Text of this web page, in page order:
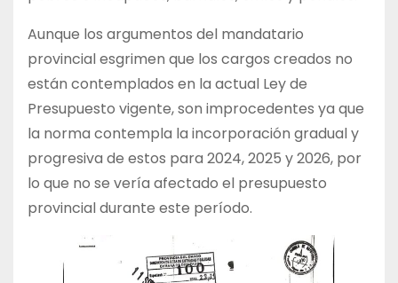
Aunque los argumentos del mandatario
provincial esgrimen que los cargos creados no
están contemplados en la actual Ley de
Presupuesto vigente, son improcedentes ya que
la norma contempla la incorporación gradual y
progresiva de estos para 2024, 2025 y 2026, por
lo que no se vería afectado el presupuesto
provincial durante este período.